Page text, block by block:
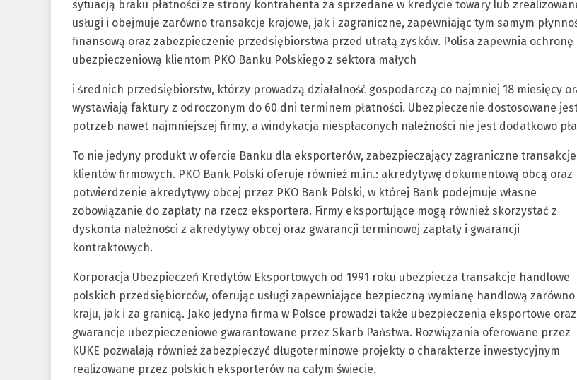
sytuacją braku płatności ze strony kontrahenta za sprzedane w kredycie towary lub
usługi i obejmuje zarówno transakcje krajowe, jak i zagraniczne, zapewniając tym samym
finansową oraz zabezpieczenie przedsiębiorstwa przed utratą zysków. Polisa zapewnia ochronę
ubezpieczeniową klientom PKO Banku Polskiego z sektora małych
i średnich przedsiębiorstw, którzy prowadzą działalność gospodarczą co najmniej 18 miesięcy
wystawiają faktury z odroczonym do 60 dni terminem płatności. Ubezpieczenie dostosowane
potrzeb nawet najmniejszej firmy, a windykacja niespłaconych należności nie jest dodatkowo
To nie jedyny produkt w ofercie Banku dla eksporterów, zabezpieczający zagraniczne transakcje
klientów firmowych. PKO Bank Polski oferuje również m.in.: akredytywę dokumentową obcą oraz
potwierdzenie akredytywy obcej przez PKO Bank Polski, w której Bank podejmuje własne
zobowiązanie do zapłaty na rzecz eksportera. Firmy eksportujące mogą również skorzystać z
dyskonta należności z akredytywy obcej oraz gwarancji terminowej zapłaty i gwarancji
kontraktowych.
Korporacja Ubezpieczeń Kredytów Eksportowych od 1991 roku ubezpiecza transakcje handlowe
polskich przedsiębiorców, oferując usługi zapewniające bezpieczną wymianę handlową zarówno
kraju, jak i za granicą. Jako jedyna firma w Polsce prowadzi także ubezpieczenia eksportowe oraz
gwarancje ubezpieczeniowe gwarantowane przez Skarb Państwa. Rozwiązania oferowane przez
KUKE pozwalają również zabezpieczyć długoterminowe projekty o charakterze inwestycyjnym
realizowane przez polskich eksporterów na całym świecie.